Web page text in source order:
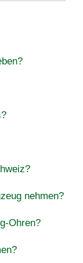
nehmen?
Ohren?